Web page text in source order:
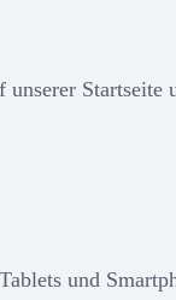
unserer
und